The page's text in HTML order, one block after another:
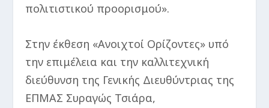
πολιτιστικού προορισμού».
Στην έκθεση «Ανοιχτοί Ορίζοντες» υπό
την επιμέλεια και την καλλιτεχνική
διεύθυνση της Γενικής Διευθύντριας της
ΕΠΜΑΣ Συραγώς Τσιάρα,